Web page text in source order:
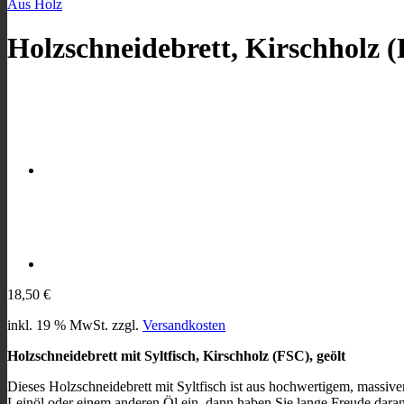
Aus Holz
Holzschneidebrett, Kirschholz
18,50 €
inkl. 19 % MwSt. zzgl. Versandkosten
Holzschneidebrett mit Syltfisch, Kirschholz (FSC), geölt
Dieses Holzschneidebrett mit Syltfisch ist aus hochwertigem,